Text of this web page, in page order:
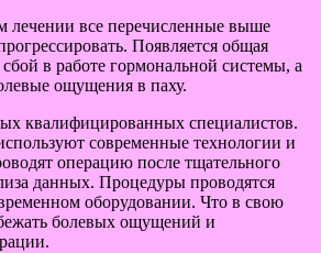
лечении все перечисленные выше
Появляется общая
в работе гормональной системы, а
ощущения в паху.
квалифицированных специалистов.
современные технологии и
операцию после тщательного
данных. Процедуры проводятся
оборудовании. Что в свою
болевых ощущений и